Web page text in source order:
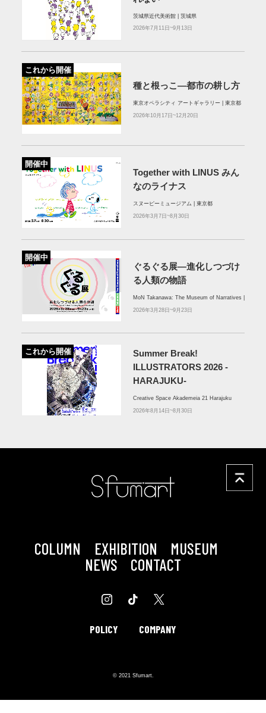
茨城県近代美術館 | 茨城県
2026年7月11日~9月13日
これから開催
種と根っこ―都市の耕し方
東京オペラシティ アートギャラリー | 東京都
2026年10月17日~12月20日
開催中
Together with LINUS みん
なのライナス
スヌーピーミュージアム | 東京都
2026年3月7日~8月30日
開催中
ぐるぐる展―進化しつづけ
る人類の物語
MoN Takanawa: The Museum of Narratives |
2026年3月28日~9月23日
これから開催
Summer Break!
ILLUSTRATORS 2026 -
HARAJUKU-
Creative Space Akademeia 21 Harajuku
2026年8月14日~8月30日
COLUMN EXHIBITION
MUSEUM
NEWS
CONTACT
POLICY COMPANY
© 2021 Sfumart.